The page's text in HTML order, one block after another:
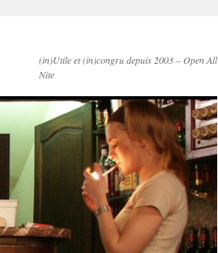
(in)Utile et (in)congru depuis 2003 – Open All
Nite